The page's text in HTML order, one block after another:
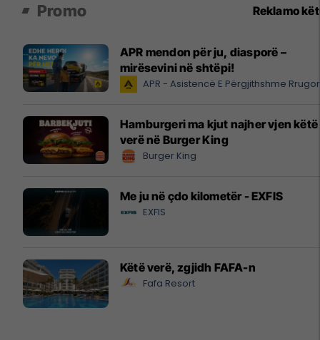
Promo Reklamo
APR mendon për ju, diasporë –
mirësevini në shtëpi!
APR - Asistencë E Përgjithshme
Hamburgeri ma kjut najher vjen këtë
verë në Burger King
Burger King
Me ju në çdo kilometër - EXFIS
EXFIS
Këtë verë, zgjidh FAFA-n
Fafa Resort